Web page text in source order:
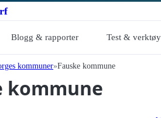
Blogg & rapporter Test & verktøy
kommuner Fauske kommune
kommune